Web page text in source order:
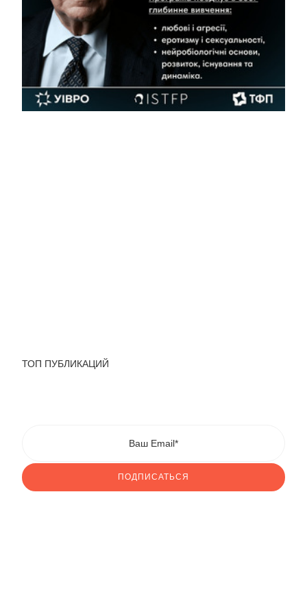
ТОП ПУБЛИКАЦИЙ
ПОДПИСАТЬСЯ